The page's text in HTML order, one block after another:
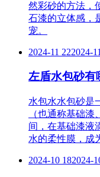
然彩砂的方法，
石漆的立体感，
宠。
2024-11 222024-
左盾水包砂有
水包水水包砂是
（也通称基础
间，在基础漆液
水的柔性膜，成
2024-10 182024-